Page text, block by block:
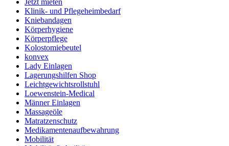
Jetzt mieten
Klinik- und Pflegeheimbedarf
Kniebandagen
Körperhygiene
Körperpflege
Kolostomiebeutel
konvex
Lady Einlagen
Lagerungshilfen Shop
Leichtgewichtsrollstuhl
Loewenstein-Medical
Männer Einlagen
Massageöle
Matratzenschutz
Medikamentenaufbewahrung
Mobilität